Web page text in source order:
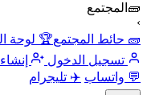
🧱 المجتمع
›
🧱 حائط المجتمع🏆 لوحة
تسجيل الدخول
💬 واتساب ✈️ تليجرام